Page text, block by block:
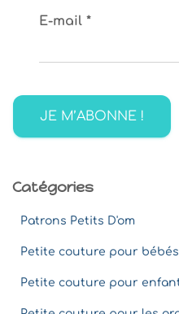
h
r
E-mail *
Catégories
Patrons Petits D'om
Petite couture pour bébés
Petite couture pour